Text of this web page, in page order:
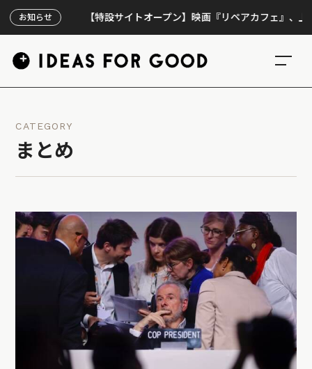
お知らせ【特設サイトオープン】映画『リペアカフェ』、上映300回
CATEGORY
まとめ